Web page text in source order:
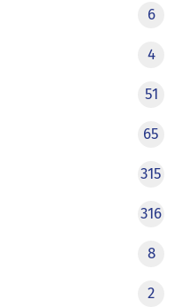
6
4
51
65
315
316
8
2